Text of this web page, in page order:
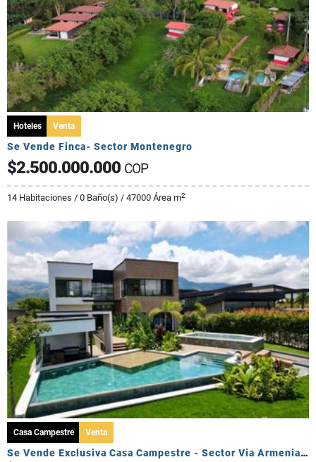
Hoteles Venta
Se Vende Finca- Sector Montenegro
$2.500.000.000 COP
14 Habitaciones / 0 Baño(s) / 47000 Área m2
Casa Campestre Venta
Se Vende Exclusiva Casa Campestre - Sector Via Armenia Calarca